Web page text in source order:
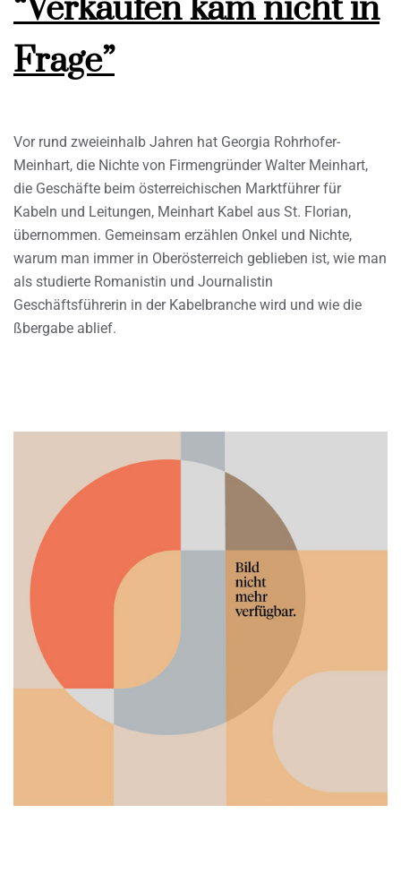
“Verkaufen kam nicht in
Frage”
Vor rund zweieinhalb Jahren hat Georgia Rohrhofer-
Meinhart, die Nichte von Firmengründer Walter Meinhart,
die Geschäfte beim österreichischen Marktführer für
Kabeln und Leitungen, Meinhart Kabel aus St. Florian,
übernommen. Gemeinsam erzählen Onkel und Nichte,
warum man immer in Oberösterreich geblieben ist, wie man
als studierte Romanistin und Journalistin
Geschäftsführerin in der Kabelbranche wird und wie die
ßbergabe ablief.